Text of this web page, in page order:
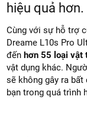
hiệu quả hơn.
Cùng với sự hỗ trợ
Dreame L10s Pro
đếnhơn 55 loại vật
vật dụng khác.
sẽ không gây ra
bạn trong quá trình